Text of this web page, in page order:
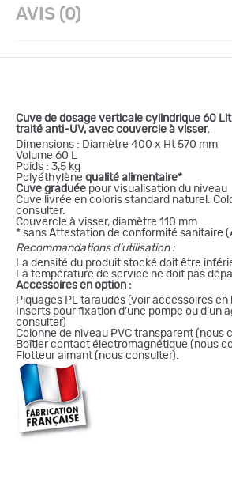
AVIS (0)
Cuve de dosage verticale cylindrique 60
traité anti-UV, avec couvercle à visser.
Dimensions : Diamètre 400 x Ht 570 mm
Volume 60 L
Poids : 3,5 kg
Polyéthylène qualité alimentaire*
Cuve graduée pour visualisation du niveau
Cuve livrée en coloris standard naturel.
consulter.
Couvercle à visser, diamètre 110 mm
* sans Attestation de conformité sanitaire
Recommandations d’utilisation :
La densité du produit stocké doit être
La température de service ne doit pas
Accessoires en option :
Piquages PE taraudés (voir accessoires en
Inserts pour fixation d’une pompe ou d’un
consulter)
Colonne de niveau PVC transparent (nous
Boîtier contact électromagnétique (nous
Flotteur aimant (nous consulter).